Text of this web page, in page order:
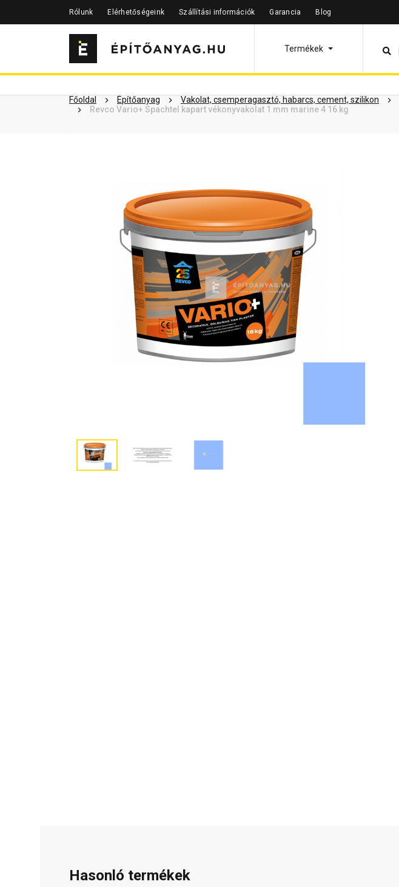
Rólunk Elérhetőségeink Szállítási információk Garancia Blog
Termékek
Főoldal Építőanyag Vakolat, csemperagasztó, habarcs, cement, szilikon
Revco Vario+ Spachtel kapart vékonyvakolat 1 mm marine 4 16 kg
Szükséged lehet rá Részletes leírás Termékinformáció
Hasonló termékek